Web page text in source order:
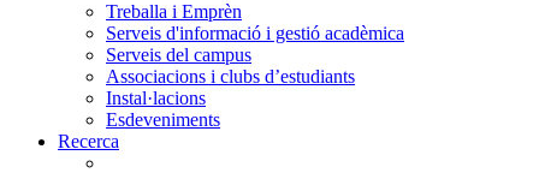
Treballa i Emprèn
Serveis d'informació i gestió acadèmica
Serveis del campus
Associacions i clubs d’estudiants
Instal·lacions
Esdeveniments
Recerca